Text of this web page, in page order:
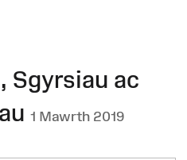
Sgyrsiau ac
1 Mawrth 2019